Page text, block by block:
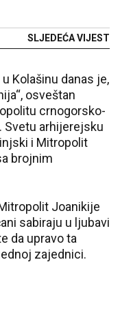
SLJEDEĆA VIJEST
Kolašinu danas je,
osveštan
crnogorsko-
Svetu arhijerejsku
i Mitropolit
brojnim
Joanikije
sabiraju u ljubavi
da upravo ta
zajednici.